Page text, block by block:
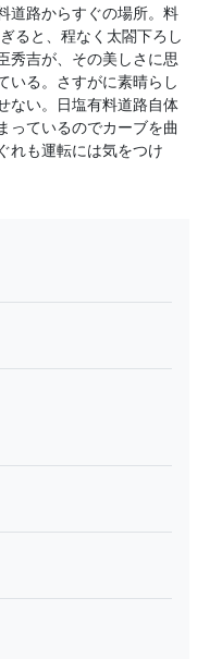
道路からすぐの場所。料
ると、程なく太閤下ろし
秀吉が、その美しさに思
いる。さすがに素晴らし
ない。日塩有料道路自体
っているのでカーブを曲
れも運転には気をつけ